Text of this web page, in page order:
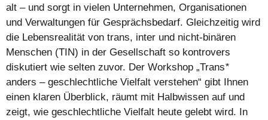
alt – und sorgt in vielen Unternehmen, Organisationen
und Verwaltungen für Gesprächsbedarf. Gleichzeitig wird
die Lebensrealität von trans, inter und nicht-binären
Menschen (TIN) in der Gesellschaft so kontrovers
diskutiert wie selten zuvor. Der Workshop „Trans*
anders – geschlechtliche Vielfalt verstehen“ gibt Ihnen
einen klaren Überblick, räumt mit Halbwissen auf und
zeigt, wie geschlechtliche Vielfalt heute gelebt wird. In